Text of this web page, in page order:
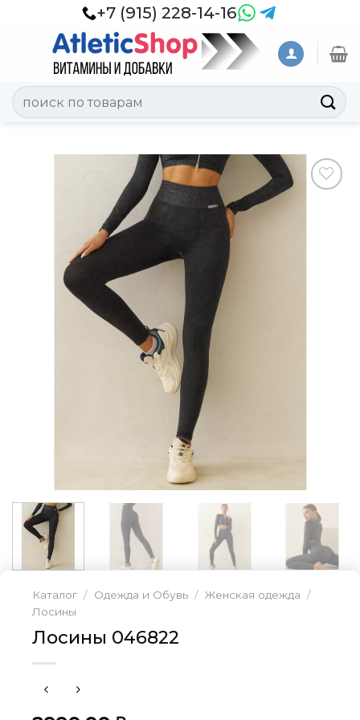
+7 (915) 228-14-16
Искать:
Каталог / Одежда и Обувь / Женская одежда /
Лосины
Лосины 046822